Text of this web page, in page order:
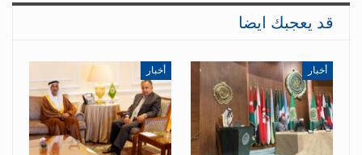
قد يعجبك ايضا
أخبار أخبار